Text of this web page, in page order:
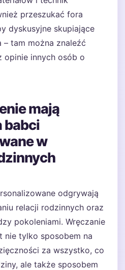
przeszukać fora
dyskusyjne skupiające
– tam można znaleźć
opinie innych osób o
mają
babci
w
odgrywają
relacji rodzinnych oraz
pokoleniami. Wręczanie
nie tylko sposobem na
za wszystko, co
ale także sposobem